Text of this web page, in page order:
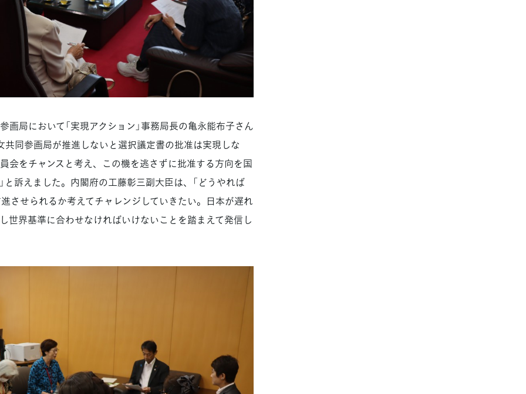
局において「実現アクション」事務局長の亀永能布子さん
共同参画局が推進しないと選択議定書の批准は実現しな
会をチャンスと考え、この機を逃さずに批准する方向を国
と訴えました。内閣府の工藤彰三副大臣は、「どうやれば
させられるか考えてチャレンジしていきたい。日本が遅れ
世界基準に合わせなければいけないことを踏まえて発信し